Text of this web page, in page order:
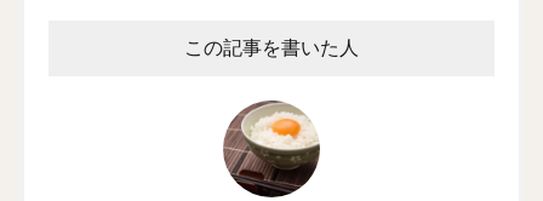
この記事を書いた人